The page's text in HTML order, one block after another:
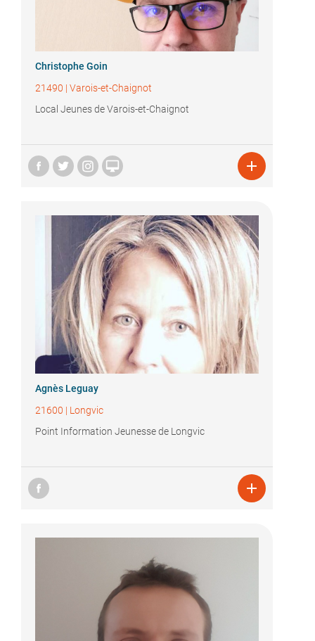
Christophe Goin
21490 | Varois-et-Chaignot
Local Jeunes de Varois-et-Chaignot
 
Agnès Leguay
21600 | Longvic
Point Information Jeunesse de Longvic
